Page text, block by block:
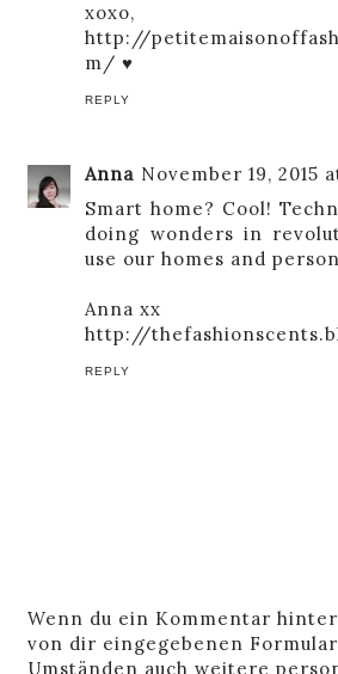
xoxo,
http://
m/ ♥
REPLY
Anna November 19, 2015
Smart home? Cool!
doing wonders in
use our homes and
Anna xx
http://
REPLY
Wenn du ein Kommentar
von dir eingegebenen
Umständen auch weitere